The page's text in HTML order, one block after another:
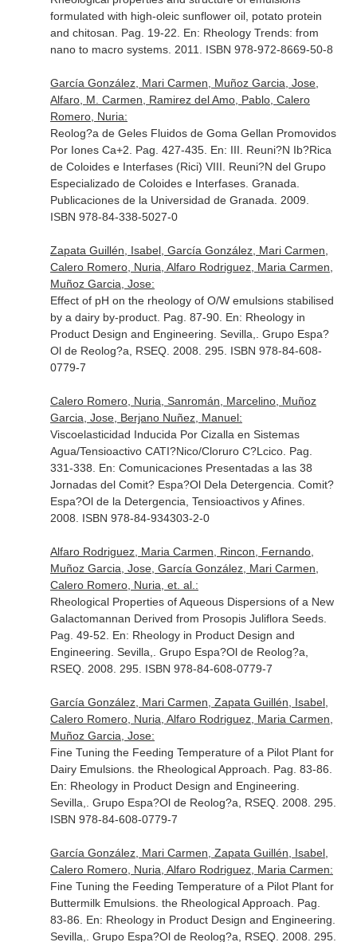
formulated with high-oleic sunflower oil, potato protein
and chitosan. Pag. 19-22. En: Rheology Trends: from
nano to macro systems. 2011. ISBN 978-972-8669-50-8
García González, Mari Carmen, Muñoz Garcia, Jose,
Alfaro, M. Carmen, Ramirez del Amo, Pablo, Calero
Romero, Nuria:
Reolog?a de Geles Fluidos de Goma Gellan Promovidos
Por Iones Ca+2. Pag. 427-435. En: III. Reuni?N Ib?Rica
de Coloides e Interfases (Rici) VIII. Reuni?N del Grupo
Especializado de Coloides e Interfases. Granada.
Publicaciones de la Universidad de Granada. 2009.
ISBN 978-84-338-5027-0
Zapata Guillén, Isabel, García González, Mari Carmen,
Calero Romero, Nuria, Alfaro Rodriguez, Maria Carmen,
Muñoz Garcia, Jose:
Effect of pH on the rheology of O/W emulsions stabilised
by a dairy by-product. Pag. 87-90. En: Rheology in
Product Design and Engineering . Sevilla,. Grupo Espa?
Ol de Reolog?a, RSEQ. 2008. 295. ISBN 978-84-608-
0779-7
Calero Romero, Nuria, Sanromán, Marcelino, Muñoz
Garcia, Jose, Berjano Nuñez, Manuel:
Viscoelasticidad Inducida Por Cizalla en Sistemas
Agua/Tensioactivo CATI?Nico/Cloruro C?Lcico. Pag.
331-338. En: Comunicaciones Presentadas a las 38
Jornadas del Comit? Espa?Ol Dela Detergencia . Comit?
Espa?Ol de la Detergencia, Tensioactivos y Afines.
2008. ISBN 978-84-934303-2-0
Alfaro Rodriguez, Maria Carmen, Rincon, Fernando,
Muñoz Garcia, Jose, García González, Mari Carmen,
Calero Romero, Nuria, et. al.:
Rheological Properties of Aqueous Dispersions of a New
Galactomannan Derived from Prosopis Juliflora Seeds.
Pag. 49-52. En: Rheology in Product Design and
Engineering . Sevilla,. Grupo Espa?Ol de Reolog?a,
RSEQ. 2008. 295. ISBN 978-84-608-0779-7
García González, Mari Carmen, Zapata Guillén, Isabel,
Calero Romero, Nuria, Alfaro Rodriguez, Maria Carmen,
Muñoz Garcia, Jose:
Fine Tuning the Feeding Temperature of a Pilot Plant for
Dairy Emulsions. the Rheological Approach. Pag. 83-86.
En: Rheology in Product Design and Engineering
Sevilla,. Grupo Espa?Ol de Reolog?a, RSEQ. 2008. 295.
ISBN 978-84-608-0779-7
García González, Mari Carmen, Zapata Guillén, Isabel,
Calero Romero, Nuria, Alfaro Rodriguez, Maria Carmen:
Fine Tuning the Feeding Temperature of a Pilot Plant for
Buttermilk Emulsions. the Rheological Approach. Pag.
83-86. En: Rheology in Product Design and Engineering
Sevilla,. Grupo Espa?Ol de Reolog?a, RSEQ. 2008. 295.